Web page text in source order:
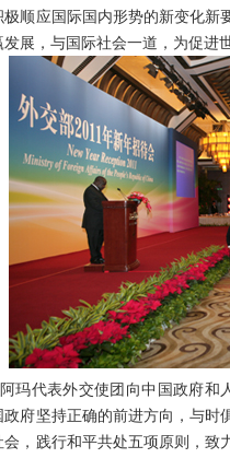
顺应国际国内形势的新变化
展，与国际社会一道，为促进
代表外交使团向中国政府和
府坚持正确的前进方向，与
，践行和平共处五项原则，